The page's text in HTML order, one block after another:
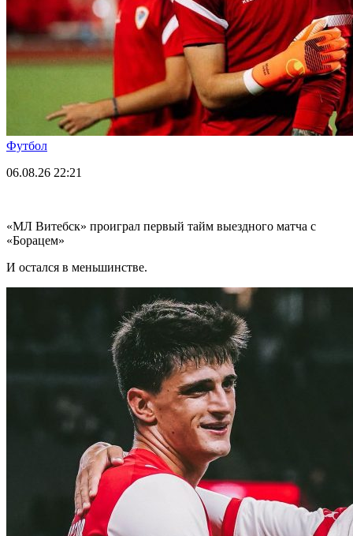
Футбол
06.08.26 22:21
«МЛ Витебск» проиграл первый тайм выездного матча с
«Борацем»
И остался в меньшинстве.